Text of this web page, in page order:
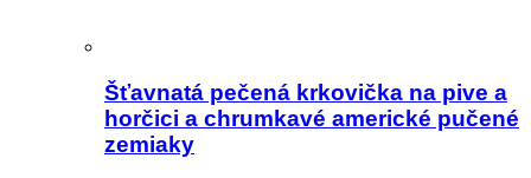
Šťavnatá pečená krkovička na pive a
horčici a chrumkavé americké pučené
zemiaky